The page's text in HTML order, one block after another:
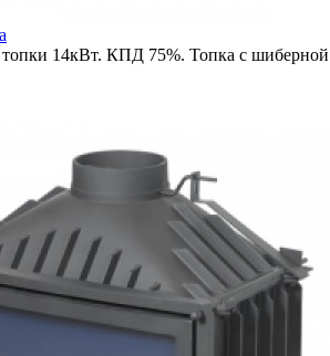
14кВт. КПД 75%. Топка с шиберной